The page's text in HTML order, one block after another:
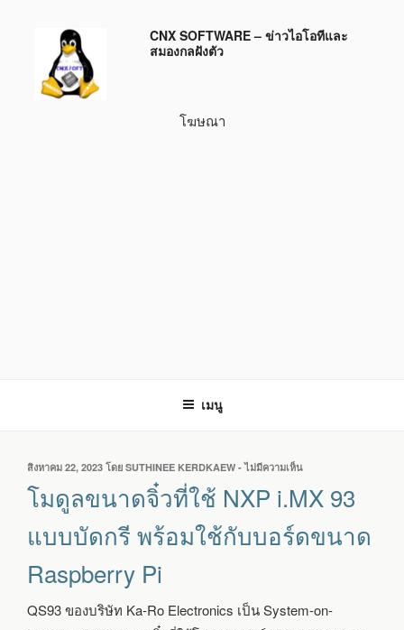
บทความ
CNX SOFTWARE – ข่าวไอโอทีและ
สมองกลฝังตัว
โฆษณา
เมนู
เขียน
วัน
สิงหาคม 22, 2023 โดย SUTHINEE KERDKAEW -ไม่มีความเห็น
ขนาด
ที่
โมดูลขนาดจิ๋วที่ใช้ NXP i.MX 93
แบบบัดกรี พร้อมใช้กับบอร์ดขนาด
Raspberry Pi
QS93 ของบริษัท Ka-Ro Electronics เป็น System-on-